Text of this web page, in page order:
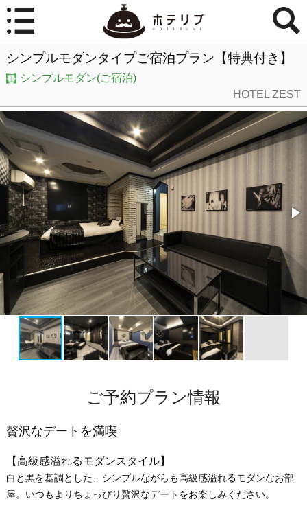
シンプルモダンタイプご宿泊プラン【特典付き】
シンプルモダン(ご宿泊)
HOTEL ZEST
ご予約プラン情報
贅沢なデートを満喫
【高級感溢れるモダンスタイル】
白と黒を基調とした、シンプルながらも高級感溢れるモダンなお部
屋。いつもよりちょっぴり贅沢なデートをお楽しみください。